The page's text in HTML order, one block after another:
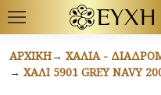
ΑΡΧΙΚΉ ΧΑΛΙΆ -
ΧΑΛΊ 5901 GREY NAVY